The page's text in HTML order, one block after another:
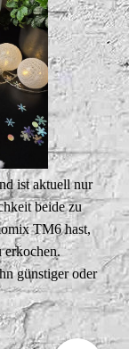
ist aktuell nur
beide zu
TM6 hast,
erkochen.
günstiger oder